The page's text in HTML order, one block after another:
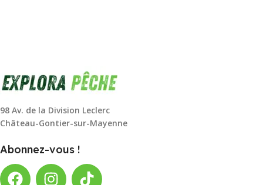
98 Av. de la Division Leclerc
Château-Gontier-sur-Mayenne
Abonnez-vous !